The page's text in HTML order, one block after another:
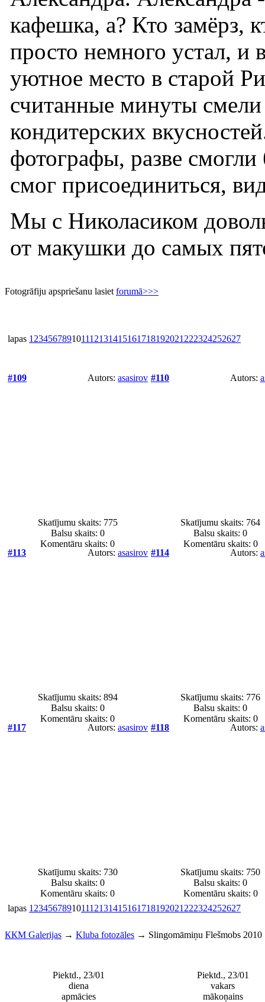
кафешка, а? Кто замёрз,
просто немного устал, и
уютное место в старой
считанные минуты
кондитерских
фотографы, разве
смог присоединиться,
Мы с Николасиком
от макушки до самых
Fotogrāfiju apspriešanu lasiet forumā>>>
lapas 1 23456789101112131415161718192021 222324252627
#109 Autors: asasirov
Skatījumu skaits: 775
Balsu skaits: 0
Komentāru skaits: 0
#110 Autors:
Skatījumu skaits: 764
Balsu skaits:0
Komentāru skaits: 0
#113
Autors: asasirov
Skatījumu skaits: 894
Balsu skaits: 0
Komentāru skaits: 0
#114 Autors:
Skatījumu skaits: 776
Balsu skaits:0
Komentāru skaits: 0
#117
Autors: asasirov
Skatījumu skaits: 730
Balsu skaits: 0
Komentāru skaits: 0
#118 Autors:
Skatījumu skaits: 750
Balsu skaits:0
Komentāru skaits: 0
lapas 1 23456789101112131415161718192021 222324252627
ККМ Galerijas → Kluba fotozāles → Slingomāmiņu Flešmobs 2010
Piektd., 23/01
diena
apmācies
Piektd., 23/01
vakars
mākoņains